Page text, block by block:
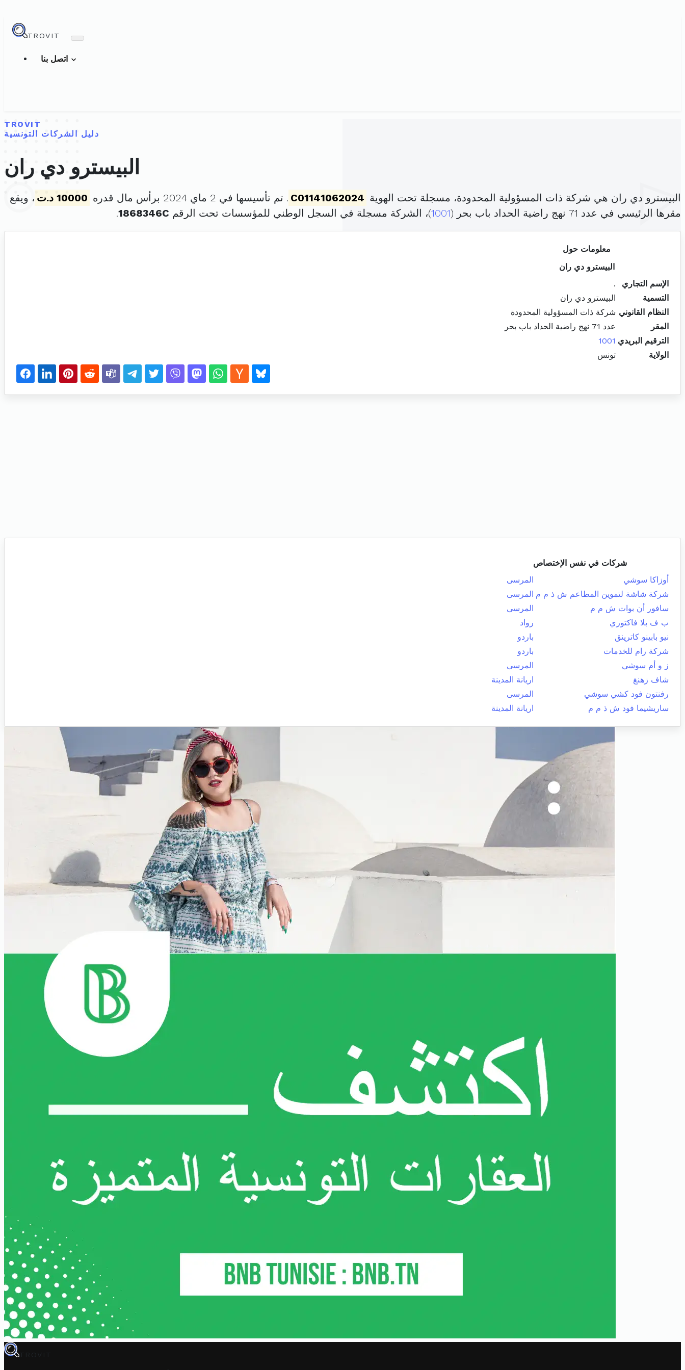
TROVIT
TROVIT
دليل الشركات التونسية
البيسترو دي ران
البيسترو دي ران هي شركة ذات المسؤولية المحدودة، مسجلة تحت الهوية C01141062024 . تم تأسيسها في 2 ماي 2024 برأس مال قدره 10000 د.ت
، ويقع
مقرها الرئيسي في عدد 71 نهج راضية الحداد باب بحر (
1001)، الشركة مسجلة في السجل الوطني للمؤسسات تحت الرقم 1868346C
.
معلومات حول
البيسترو دي ران
الإسم التجاري
.
التسمية
البيسترو دي ران
النظام القانوني شركة ذات المسؤولية المحدودة
المقر
عدد 71 نهج راضية الحداد باب بحر
الترقيم البريدي 1001
الولاية
تونس
شركات في نفس الإختصاص
أوزاكا سوشي
المرسى
شركة شاشة لتموين المطاعم ش ذ م م المرسى
سافور أن بوات ش م م
المرسى
ب ف بلا فاكتوري
رواد
نيو بابينو كاترينق
باردو
شركة رام للخدمات
باردو
ز و أم سوشي
المرسى
شاف زهنغ
اريانة المدينة
رفنتون فود كشي سوشي
المرسى
ساريشيما فود ش ذ م م
اريانة المدينة
TROVIT